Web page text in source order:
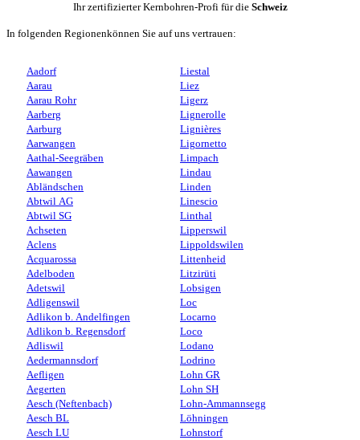
Ihr zertifizierter Kernbohren-Profi für die Schweiz
In folgenden Regionenkönnen Sie auf uns vertrauen:
Aadorf
Aarau
Aarau Rohr
Aarberg
Aarburg
Aarwangen
Aathal-Seegräben
Aawangen
Abländschen
Abtwil AG
Abtwil SG
Achseten
Aclens
Acquarossa
Adelboden
Adetswil
Adligenswil
Adlikon b. Andelfingen
Adlikon b. Regensdorf
Adliswil
Aedermannsdorf
Aefligen
Aegerten
Aesch (Neftenbach)
Aesch BL
Aesch LU
Liestal
Liez
Ligerz
Lignerolle
Lignières
Ligornetto
Limpach
Lindau
Linden
Linescio
Linthal
Lipperswil
Lippoldswilen
Littenheid
Litzirüti
Lobsigen
Loc
Locarno
Loco
Lodano
Lodrino
Lohn GR
Lohn SH
Lohn-Ammannsegg
Löhningen
Lohnstorf